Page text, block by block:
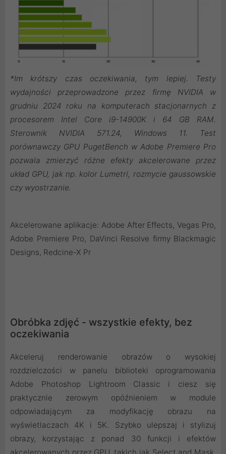
*Im krótszy czas oczekiwania, tym lepiej. Testy
wydajności przeprowadzone przez firmę NVIDIA w
grudniu 2024 roku na komputerach stacjonarnych z
procesorem Intel Core i9-14900K i 64 GB RAM.
Sterownik NVIDIA 571.24, Windows 11. Test
porównawczy GPU PugetBench w Adobe Premiere Pro
pozwala zmierzyć różne efekty akcelerowane przez
układ GPU, jak np. kolor Lumetri, rozmycie gaussowskie
czy wyostrzanie.
Akcelerowane aplikacje: Adobe After Effects, Vegas Pro,
Adobe Premiere Pro, DaVinci Resolve firmy Blackmagic
Designs, Redcine-X Pr
Obróbka zdjęć - wszystkie efekty, bez
oczekiwania
Akceleruj renderowanie obrazów o wysokiej
rozdzielczości w panelu biblioteki oprogramowania
Adobe Photoshop Lightroom Classic i ciesz się
praktycznie zerowym opóźnieniem w module
odpowiadającym za modyfikację obrazu na
wyświetlaczach 4K i 5K. Szybko ulepszaj i stylizuj
obrazy, korzystając z ponad 30 funkcji i efektów